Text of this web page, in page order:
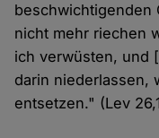
beschwichtigenden
nicht mehr riechen
ich verwüsten, und
darin niederlassen,
entsetzen." (Lev